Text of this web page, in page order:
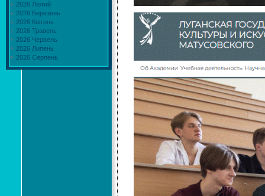
2026 Лютий
2026 Березень
2026 Квітень
2026 Травень
2026 Червень
2026 Липень
2026 Серпень